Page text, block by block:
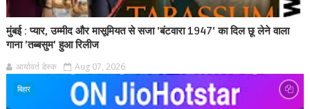
मुंबई : प्यार, उम्मीद और मासूमियत से सजा 'बंटवारा 1947' का दिल छू लेने वाला
गाना 'तब्बसुम' हुआ रिलीज
आर्यावर्त डेस्क Aug 07, 2026
बिहार